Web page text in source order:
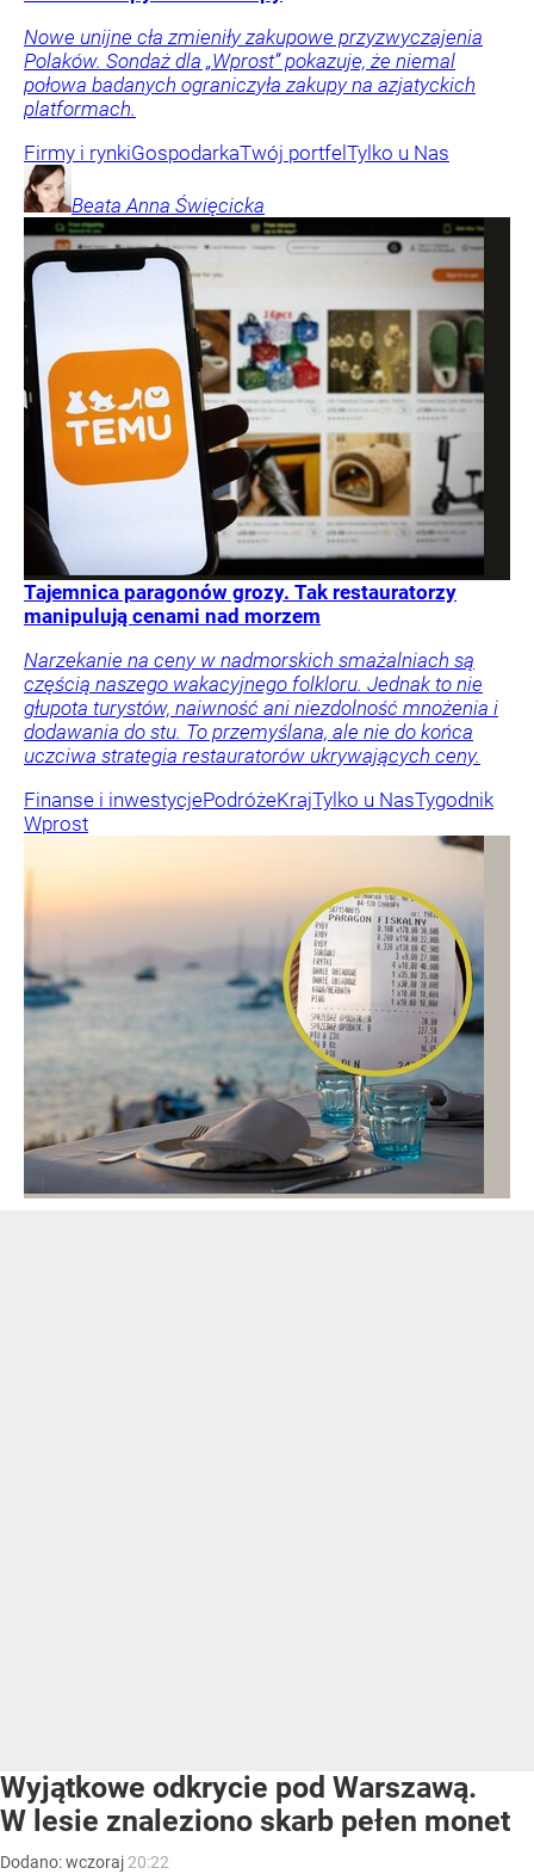
Nowe unijne cła zmieniły zakupowe przyzwyczajenia
Polaków. Sondaż dla „Wprost” pokazuje, że niemal
połowa badanych ograniczyła zakupy na azjatyckich
platformach.
Firmy i rynkiGospodarkaTwój portfel Tylko u Nas
Beata Anna Święcicka
Tajemnica paragonów grozy. Tak restauratorzy
manipulują cenami nad morzem
Narzekanie na ceny w nadmorskich smażalniach są
częścią naszego wakacyjnego folkloru. Jednak to nie
głupota turystów, naiwność ani niezdolność mnożenia i
dodawania do stu. To przemyślana, ale nie do końca
uczciwa strategia restauratorów ukrywających ceny.
Finanse i inwestycjePodróżeKrajTylko u NasTygodnik
Wprost
Wyjątkowe odkrycie pod Warszawą.
W lesie znaleziono skarb pełen monet
Dodano:wczoraj 20:22